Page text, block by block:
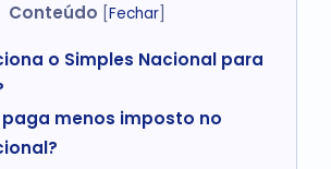
Conteúdo Fechar]
o Simples Nacional para
menos imposto no